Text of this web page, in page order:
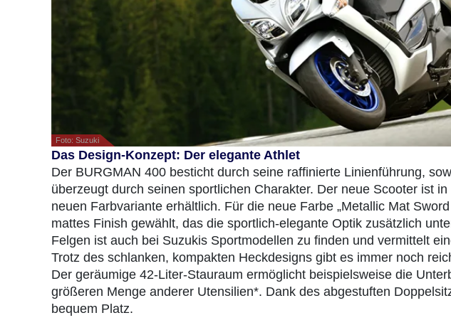
Foto: Suzuki
Das Design-Konzept: Der elegante Athlet
Der BURGMAN 400 besticht durch seine raffinierte Linienführung,
überzeugt durch seinen sportlichen Charakter. Der neue Scooter ist
neuen Farbvariante erhältlich. Für die neue Farbe „Metallic Mat
mattes Finish gewählt, das die sportlich-elegante Optik zusätzlich
Felgen ist auch bei Suzukis Sportmodellen zu finden und vermittelt
Trotz des schlanken, kompakten Heckdesigns gibt es immer noch
Der geräumige 42-Liter-Stauraum ermöglicht beispielsweise die
größeren Menge anderer Utensilien*. Dank des abgestuften
bequem Platz.